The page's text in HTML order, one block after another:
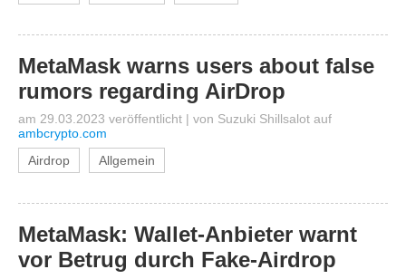
MetaMask warns users about false
rumors regarding AirDrop
am 29.03.2023 veröffentlicht | von Suzuki Shillsalot auf
ambcrypto.com
Airdrop
Allgemein
MetaMask: Wallet-Anbieter warnt
vor Betrug durch Fake-Airdrop